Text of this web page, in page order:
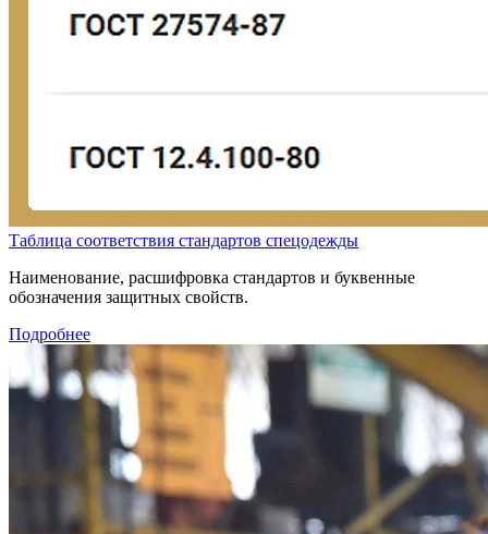
Таблица соответствия стандартов спецодежды
Наименование, расшифровка стандартов и буквенные
обозначения защитных свойств.
Подробнее